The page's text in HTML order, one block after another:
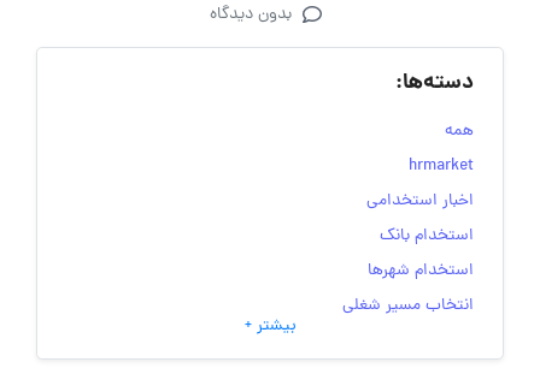
بدون دیدگاه
دسته‌ها:
همه
hrmarket
اخبار استخدامی
استخدام بانک
استخدام شهرها
انتخاب مسیر شغلی
به‌روزرسانی‌های سایت (کارجویی)
بیشتر +